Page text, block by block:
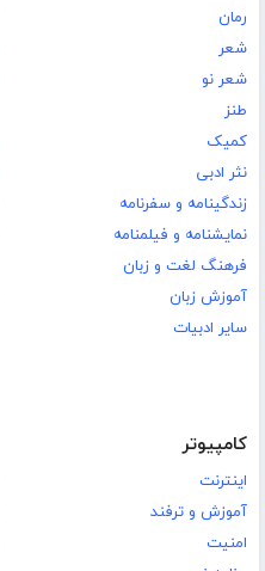
رمان
شعر
شعر نو
طنز
کمیک
نثر ادبی
زندگینامه و سفرنامه
نمایشنامه و فیلمنامه
فرهنگ لغت و زبان
آموزش زبان
سایر ادبیات
کامپیوتر
اینترنت
آموزش و ترفند
امنیت